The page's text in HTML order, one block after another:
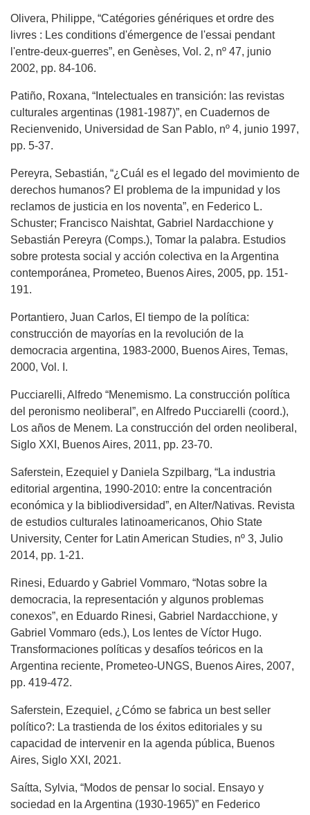
Olivera, Philippe, “Catégories génériques et ordre des
livres : Les conditions d'émergence de l'essai pendant
l'entre-deux-guerres”, en Genèses, Vol. 2, nº 47, junio
2002, pp. 84-106.
Patiño, Roxana, “Intelectuales en transición: las revistas
culturales argentinas (1981-1987)”, en Cuadernos de
Recienvenido, Universidad de San Pablo, nº 4, junio 1997,
pp. 5-37.
Pereyra, Sebastián, “¿Cuál es el legado del movimiento de
derechos humanos? El problema de la impunidad y los
reclamos de justicia en los noventa”, en Federico L.
Schuster; Francisco Naishtat, Gabriel Nardacchione y
Sebastián Pereyra (Comps.), Tomar la palabra. Estudios
sobre protesta social y acción colectiva en la Argentina
contemporánea, Prometeo, Buenos Aires, 2005, pp. 151-
191.
Portantiero, Juan Carlos, El tiempo de la política:
construcción de mayorías en la revolución de la
democracia argentina, 1983-2000, Buenos Aires, Temas,
2000, Vol. I.
Pucciarelli, Alfredo “Menemismo. La construcción política
del peronismo neoliberal”, en Alfredo Pucciarelli (coord.),
Los años de Menem. La construcción del orden neoliberal,
Siglo XXI, Buenos Aires, 2011, pp. 23-70.
Saferstein, Ezequiel y Daniela Szpilbarg, “La industria
editorial argentina, 1990-2010: entre la concentración
económica y la bibliodiversidad”, en Alter/Nativas. Revista
de estudios culturales latinoamericanos, Ohio State
University, Center for Latin American Studies, nº 3, Julio
2014, pp. 1-21.
Rinesi, Eduardo y Gabriel Vommaro, “Notas sobre la
democracia, la representación y algunos problemas
conexos”, en Eduardo Rinesi, Gabriel Nardacchione, y
Gabriel Vommaro (eds.), Los lentes de Víctor Hugo.
Transformaciones políticas y desafíos teóricos en la
Argentina reciente, Prometeo-UNGS, Buenos Aires, 2007,
pp. 419-472.
Saferstein, Ezequiel, ¿Cómo se fabrica un best seller
político?: La trastienda de los éxitos editoriales y su
capacidad de intervenir en la agenda pública, Buenos
Aires, Siglo XXI, 2021.
Saítta, Sylvia, “Modos de pensar lo social. Ensayo y
sociedad en la Argentina (1930-1965)” en Federico